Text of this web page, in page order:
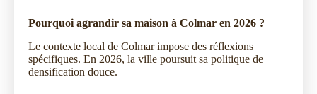
Pourquoi agrandir sa maison à Colmar en 2026 ?
Le contexte local de Colmar impose des réflexions
spécifiques. En 2026, la ville poursuit sa politique de
densification douce.